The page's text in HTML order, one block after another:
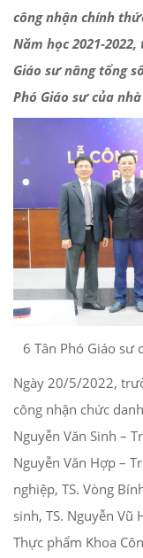
công nhận chính
Năm học 2021-
Giáo sư nâng tổng
Phó Giáo sư của
6 Tân Phó Giáo
Ngày 20/5/2022,
công nhận chức
Nguyễn Văn Sinh –
Nguyễn Văn Hợp –
nghiệp, TS. Vòng
sinh, TS. Nguyễn Vũ
Thực phẩm Khoa